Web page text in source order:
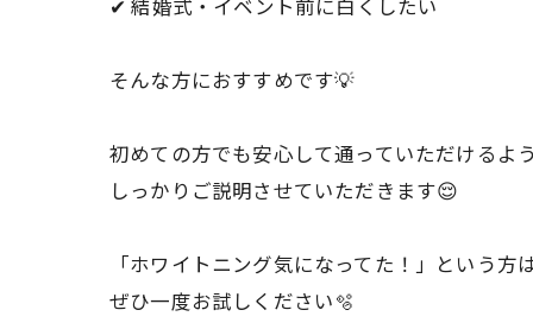
✔ 結婚式・イベント前に白くしたい
そんな方におすすめです💡
初めての方でも安心して通っていただけるよう
しっかりご説明させていただきます😌
「ホワイトニング気になってた！」という方は
ぜひ一度お試しください🫧